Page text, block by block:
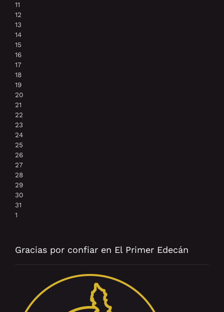
11
12
13
14
15
16
17
18
19
20
21
22
23
24
25
26
27
28
29
30
31
1
Gracias por confiar en El Primer Edecán